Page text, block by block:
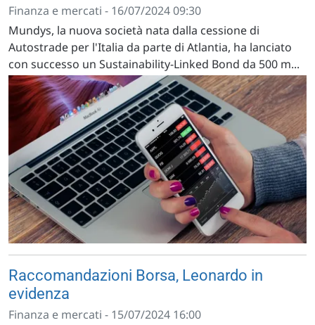
Finanza e mercati - 16/07/2024 09:30
Mundys, la nuova società nata dalla cessione di
Autostrade per l'Italia da parte di Atlantia, ha lanciato
con successo un Sustainability-Linked Bond da 500 m...
Raccomandazioni Borsa, Leonardo in
evidenza
Finanza e mercati - 15/07/2024 16:00